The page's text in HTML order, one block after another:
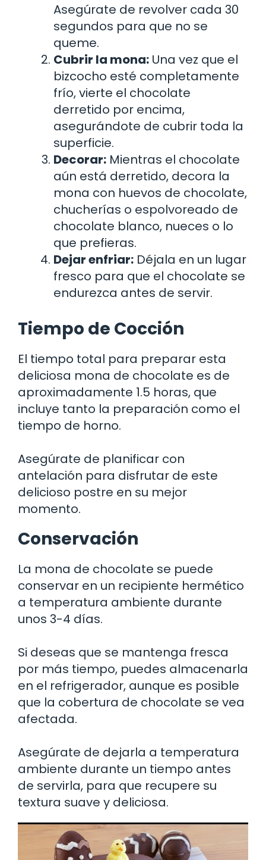
Asegúrate de revolver cada 30
segundos para que no se
queme.
Cubrir la mona: Una vez que el
bizcocho esté completamente
frío, vierte el chocolate
derretido por encima,
asegurándote de cubrir toda la
superficie.
Decorar: Mientras el chocolate
aún está derretido, decora la
mona con huevos de chocolate,
chucherías o espolvoreado de
chocolate blanco, nueces o lo
que prefieras.
Dejar enfriar: Déjala en un lugar
fresco para que el chocolate se
endurezca antes de servir.
Tiempo de Cocción
El tiempo total para preparar esta
deliciosa mona de chocolate es de
aproximadamente 1.5 horas, que
incluye tanto la preparación como el
tiempo de horno.
Asegúrate de planificar con
antelación para disfrutar de este
delicioso postre en su mejor
momento.
Conservación
La mona de chocolate se puede
conservar en un recipiente hermético
a temperatura ambiente durante
unos 3-4 días.
Si deseas que se mantenga fresca
por más tiempo, puedes almacenarla
en el refrigerador, aunque es posible
que la cobertura de chocolate se vea
afectada.
Asegúrate de dejarla a temperatura
ambiente durante un tiempo antes
de servirla, para que recupere su
textura suave y deliciosa.